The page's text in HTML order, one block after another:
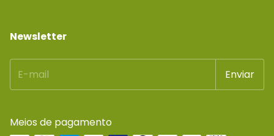
Newsletter
Meios de pagamento